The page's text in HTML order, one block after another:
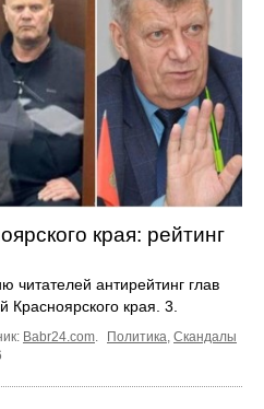
края: рейтинг
читателей антирейтинг глав
края. 3.
Babr24.com Политика Скандалы